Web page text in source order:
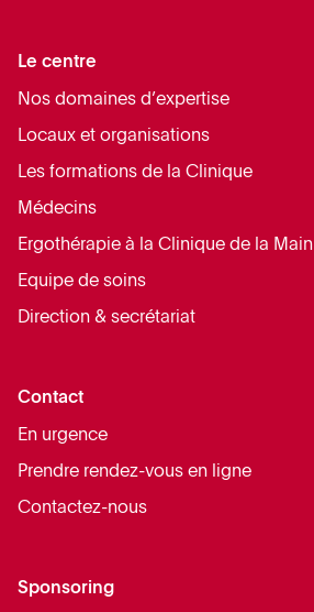
Le centre
Nos domaines d’expertise
Locaux et organisations
Les formations de la Clinique
Médecins
Ergothérapie à la Clinique de la Main
Equipe de soins
Direction & secrétariat
Contact
En urgence
Prendre rendez-vous en ligne
Contactez-nous
Sponsoring